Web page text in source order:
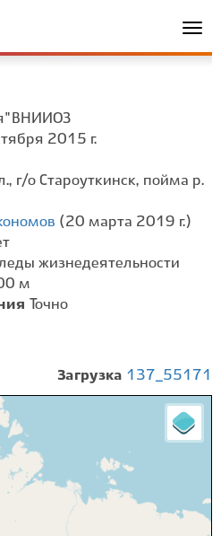
ВНИИОЗ
2015 г.
г/о Староуткинск, пойма р.
(20 марта 2019 г.)
жизнедеятельности
м
Точно
Загрузка 137_55171